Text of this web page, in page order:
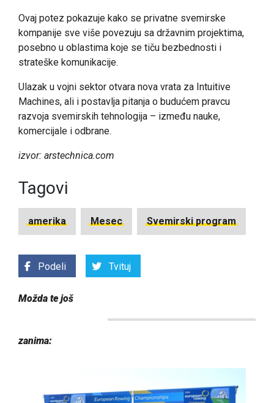
Ovaj potez pokazuje kako se privatne svemirske
kompanije sve više povezuju sa državnim projektima,
posebno u oblastima koje se tiču bezbednosti i
strateške komunikacije.
Ulazak u vojni sektor otvara nova vrata za Intuitive
Machines, ali i postavlja pitanja o budućem pravcu
razvoja svemirskih tehnologija – između nauke,
komercijale i odbrane.
izvor: arstechnica.com
Tagovi
amerika Mesec Svemirski program
Podeli Tvituj
Možda te još
zanima: